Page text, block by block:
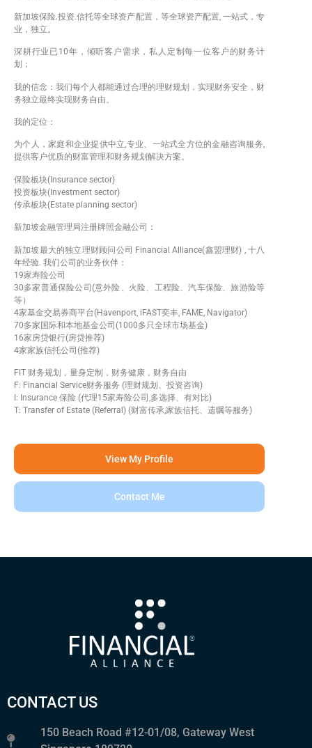
新加坡保险.投资.信托等全球资产配置，等全球资产配置, 一站式，专
业，独立。
深耕行业已10年，倾听客户需求，私人定制每一位客户的财务计
划；
我的信念：我们每个人都能通过合理的理财规划，实现财务安全，财
务独立最终实现财务自由。
我的定位：
为个人，家庭和企业提供中立,专业、一站式全方位的金融咨询服务,
提供客户优质的财富管理和财务规划解决方案。
保险板块(Insurance sector)
投资板块(Investment sector)
传承板块(Estate planning sector)
新加坡金融管理局注册牌照金融公司：
新加坡最大的独立理财顾问公司 Financial Alliance(鑫盟理财) , 十八
年经验. 我们公司的业务伙伴️：
19家寿险公司
30多家普通保险公司(意外险、火险、工程险、汽车保险、旅游险等
等）
4家基金交易券商平台(Havenport, iFAST奕丰, FAME, Navigator)
70多家国际和本地基金公司(1000多只全球市场基金)
16家房贷银行(房贷推荐)
4家家族信托公司(推荐)
FIT 财务规划，量身定制，财务健康，财务自由
F: Financial Service财务服务 (理财规划、投资咨询)
I: Insurance 保险 (代理15家寿险公司,多选择、有对比)
T: Transfer of Estate (Referral) (财富传承,家族信托、遗嘱等服务)
View My Profile
Contact Me
CONTACT US
150 Beach Road #12-01/08, Gateway West